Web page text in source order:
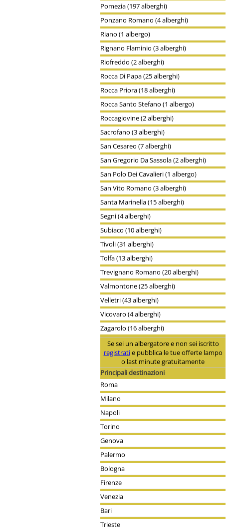
Pomezia (197 alberghi)
Ponzano Romano (4 alberghi)
Riano (1 albergo)
Rignano Flaminio (3 alberghi)
Riofreddo (2 alberghi)
Rocca Di Papa (25 alberghi)
Rocca Priora (18 alberghi)
Rocca Santo Stefano (1 albergo)
Roccagiovine (2 alberghi)
Sacrofano (3 alberghi)
San Cesareo (7 alberghi)
San Gregorio Da Sassola (2 alberghi)
San Polo Dei Cavalieri (1 albergo)
San Vito Romano (3 alberghi)
Santa Marinella (15 alberghi)
Segni (4 alberghi)
Subiaco (10 alberghi)
Tivoli (31 alberghi)
Tolfa (13 alberghi)
Trevignano Romano (20 alberghi)
Valmontone (25 alberghi)
Velletri (43 alberghi)
Vicovaro (4 alberghi)
Zagarolo (16 alberghi)
Se sei un albergatore e non sei iscritto
registratie pubblica le tue offerte lampo
o last minute gratuitamente
Principali destinazioni
Roma
Milano
Napoli
Torino
Genova
Palermo
Bologna
Firenze
Venezia
Bari
Trieste